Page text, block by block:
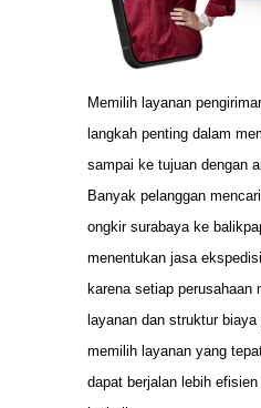
Memilih layanan
langkah penting dalam
sampai ke tujuan dengan
Banyak pelanggan
ongkir surabaya ke
menentukan jasa
karena setiap perusahaan
layanan dan struktur
memilih layanan yang
dapat berjalan lebih